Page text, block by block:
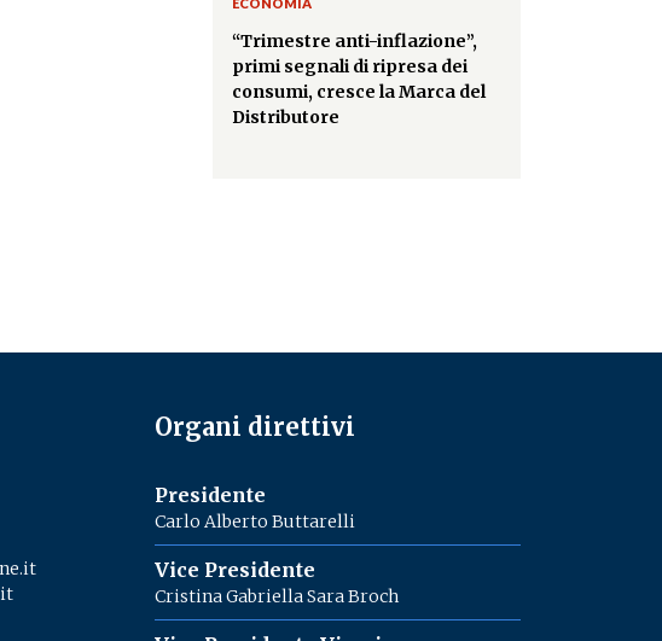
“Trimestre anti-inflazione”,
primi segnali di ripresa dei
consumi, cresce la Marca del
Distributore
Organi direttivi
Presidente
Carlo Alberto Buttarelli
Vice Presidente
Cristina Gabriella Sara Broch